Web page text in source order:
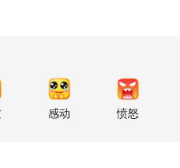
感动 愤怒